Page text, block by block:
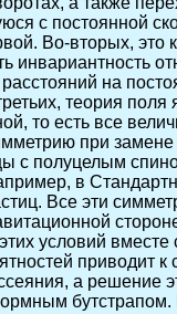
с постоянной
Во-вторых, это
инвариантность
на
теория поля
то есть все
при замене
с полуцелым
в
Все эти
условий вместе
приводит к
а решение
бутстрапом.